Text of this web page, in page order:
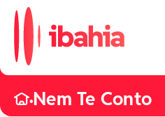
•Nem Te Conto